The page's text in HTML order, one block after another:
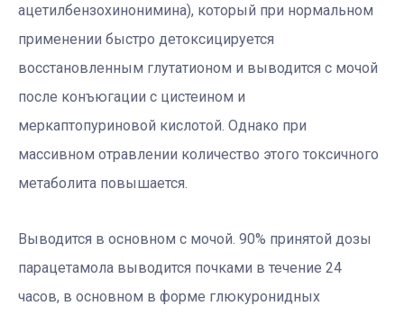
ацетилбензохинонимина), который при нормальном
применении быстро детоксицируется
восстановленным глутатионом и выводится с мочой
после конъюгации с цистеином и
меркаптопуриновой кислотой. Однако при
массивном отравлении количество этого токсичного
метаболита повышается.
Выводится в основном с мочой. 90% принятой дозы
парацетамола выводится почками в течение 24
часов, в основном в форме глюкуронидных